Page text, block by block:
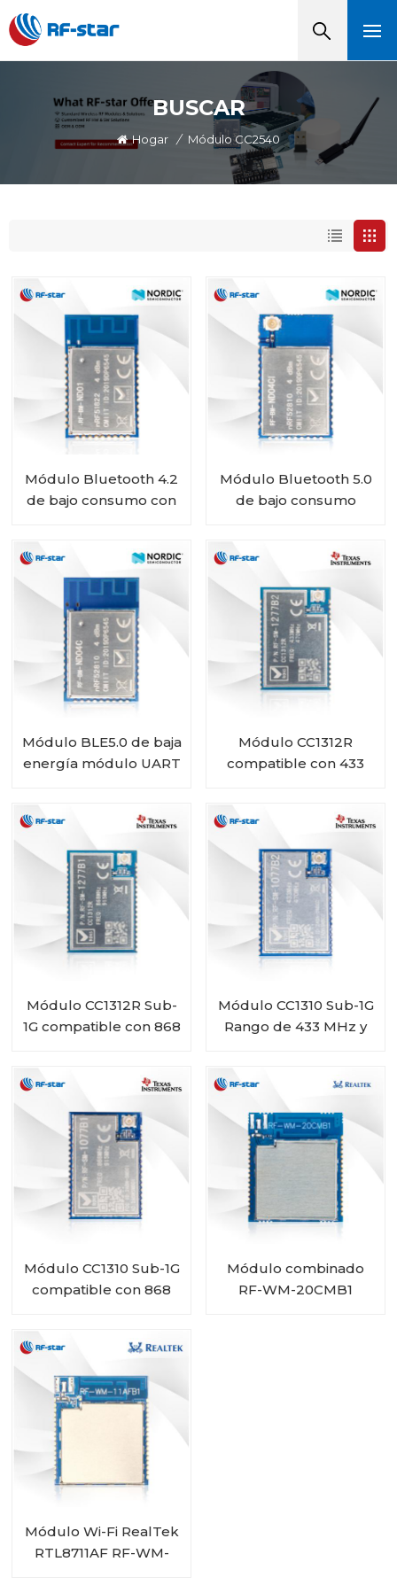
BUSCAR
Hogar / Módulo CC2540
Módulo Bluetooth 4.2
de bajo consumo con
Módulo Bluetooth 5.0
de bajo consumo
nórdico nRF52810 RF-
BM-ND04CI
Módulo BLE5.0 de baja
energía módulo UART
Módulo CC1312R
compatible con 433
Módulo CC1312R Sub-
1G compatible con 868
Módulo CC1310 Sub-1G
Rango de 433 MHz y
Módulo CC1310 Sub-1G
compatible con 868
Módulo combinado
RF-WM-20CMB1
Módulo Wi-Fi RealTek
RTL8711AF RF-WM-